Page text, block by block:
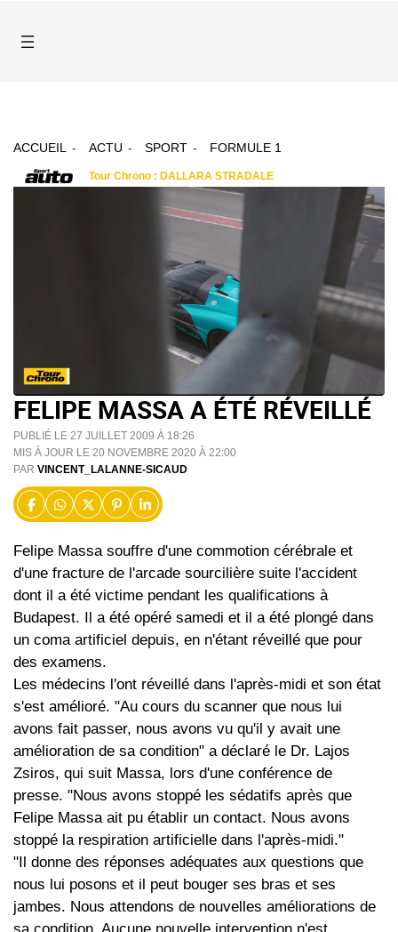
ACCUEIL ACTU SPORT FORMULE 1
FELIPE MASSA A ÉTÉ RÉVEILLÉ
PUBLIÉ LE 27 JUILLET 2009 À 18:26
MIS À JOUR LE 20 NOVEMBRE 2020 À 22:00
PAR VINCENT_LALANNE-SICAUD
Felipe Massa souffre d'une commotion cérébrale et
d'une fracture de l'arcade sourcilière suite l'accident
dont il a été victime pendant les qualifications à
Budapest. Il a été opéré samedi et il a été plongé dans
un coma artificiel depuis, en n'étant réveillé que pour
des examens.
Les médecins l'ont réveillé dans l'après-midi et son état
s'est amélioré. "Au cours du scanner que nous lui
avons fait passer, nous avons vu qu'il y avait une
amélioration de sa condition" a déclaré le Dr. Lajos
Zsiros, qui suit Massa, lors d'une conférence de
presse. "Nous avons stoppé les sédatifs après que
Felipe Massa ait pu établir un contact. Nous avons
stoppé la respiration artificielle dans l'après-midi."
"Il donne des réponses adéquates aux questions que
nous lui posons et il peut bouger ses bras et ses
jambes. Nous attendons de nouvelles améliorations de